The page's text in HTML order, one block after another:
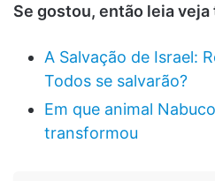
Se gostou, então leia veja
A Salvação de Israel:
Todos se salvarão?
Em que animal
transformou